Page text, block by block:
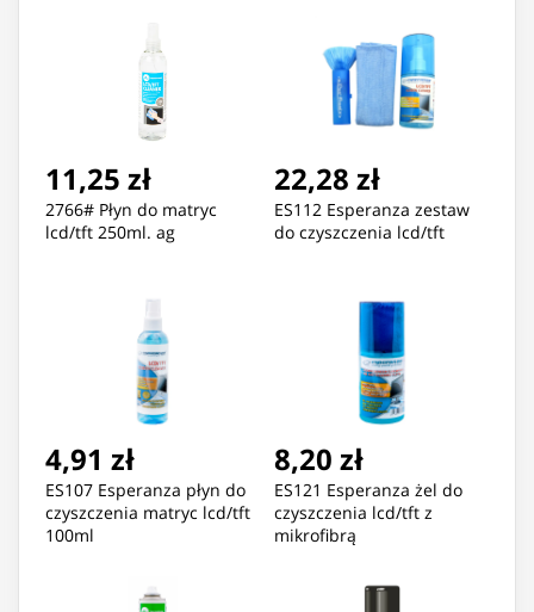
11,25 zł
2766# Płyn do matryc
lcd/tft 250ml. ag
22,28 zł
ES112 Esperanza zestaw
do czyszczenia lcd/tft
4,91 zł
ES107 Esperanza płyn do
czyszczenia matryc lcd/tft
100ml
8,20 zł
ES121 Esperanza żel do
czyszczenia lcd/tft z
mikrofibrą